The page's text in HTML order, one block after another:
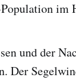
im
und der
Der